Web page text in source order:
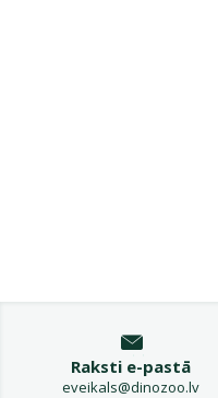
Raksti e-pastā
eveikals@dinozoo.lv